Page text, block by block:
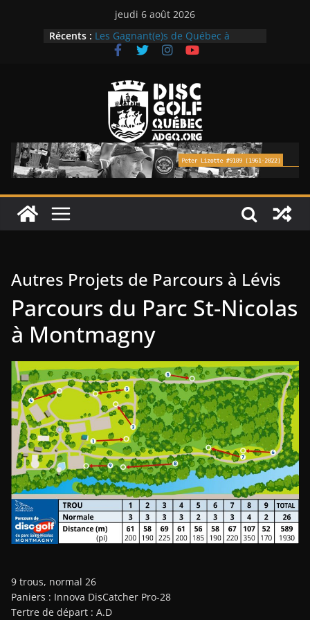
jeudi 6 août 2026
Récents : Les Gagnant(e)s de Québec à
Coaticook Open 2026
Classique Daveluy 2026
Nouveau mini-parcours de disque-
golf, le 1er sur l’Ile d’Orléans
Ligue Monstre estivale les jeudis,
dès ce 25 juin!
Le Monstre Solaire 2026
Autres Projets de Parcours à Lévis
Parcours du Parc St-Nicolas
à Montmagny
9 trous, normal 26
Paniers : Innova DisCatcher Pro-28
Tertre de départ : A.D